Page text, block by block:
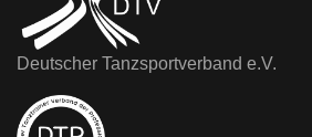
Deutscher Tanzsportverband e.V.